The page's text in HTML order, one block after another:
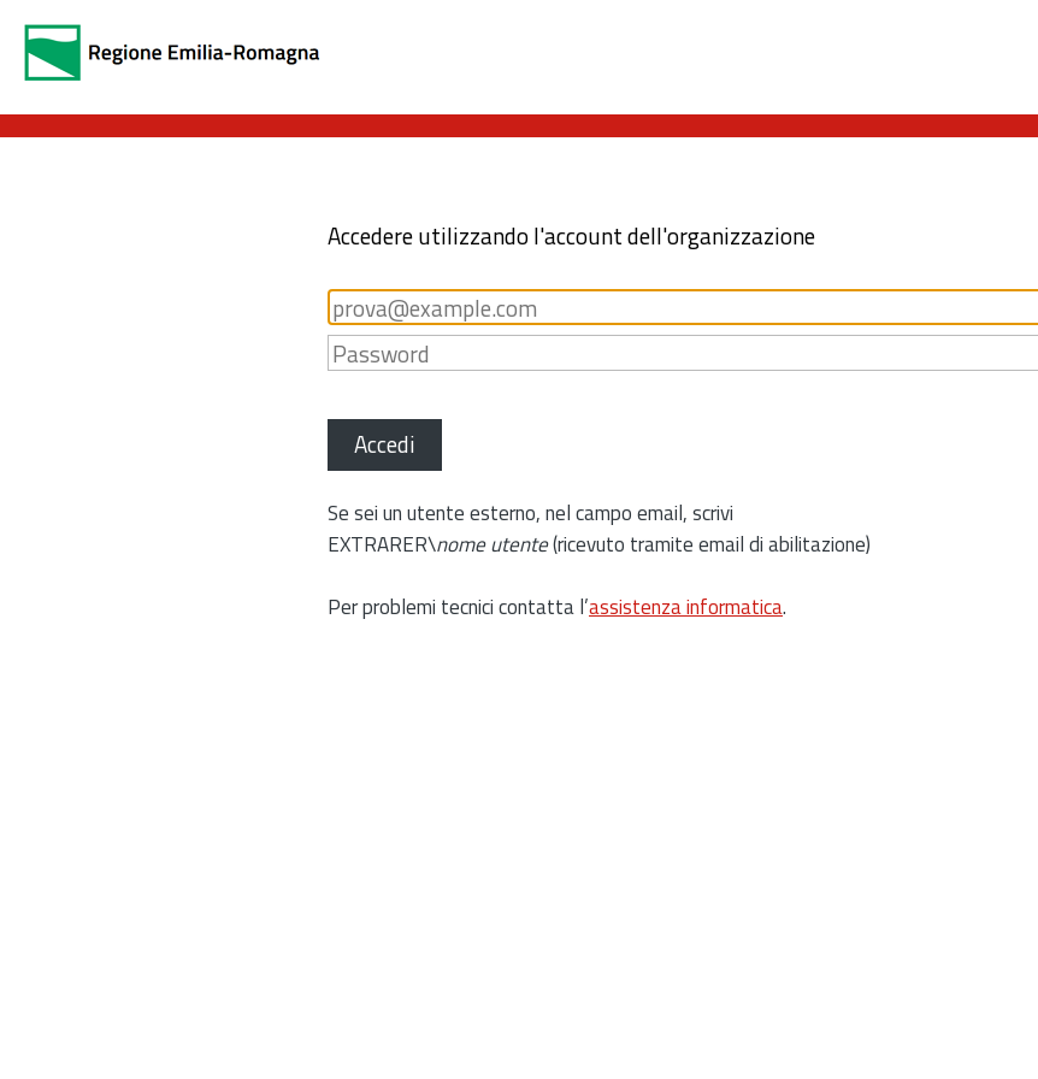
Accedere utilizzando l'account dell'organizzazione
Accedi
Se sei un utente esterno, nel campo email, scrivi
EXTRARER\nome utente(ricevuto tramite email di abilitazione)
Per problemi tecnici contatta l’assistenza informatica.